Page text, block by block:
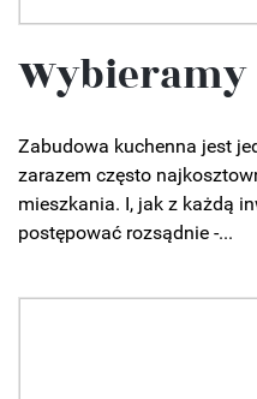
Zabudowa kuchenna jest
zarazem często
mieszkania. I, jak z każdą
postępować rozsądnie -...